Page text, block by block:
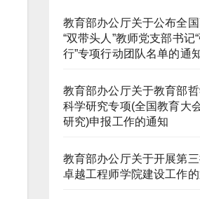
教育部办公厅关于公布全
“双带头人”教师党支部书记“
行”专项行动团队名单的通
教育部办公厅关于教育部
科学研究专项(全国教育大
研究)申报工作的通知
教育部办公厅关于开展第
卓越工程师学院建设工作